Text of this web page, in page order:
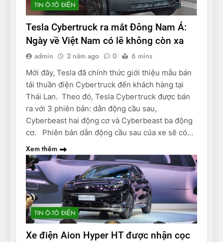
TIN Ô-TÔ ĐIỆN
Tesla Cybertruck ra mắt Đông Nam Á:
Ngày về Việt Nam có lẽ không còn xa
admin 2 năm ago 0 6 mins
Mới đây, Tesla đã chính thức giới thiệu mẫu bán
tải thuần điện Cybertruck đến khách hàng tại
Thái Lan. Theo đó, Tesla Cybertruck được bán
ra với 3 phiên bản: dẫn động cầu sau,
Cyberbeast hai động cơ và Cyberbeast ba động
cơ. Phiên bản dẫn động cầu sau của xe sẽ có…
Xem thêm
TIN Ô-TÔ ĐIỆN
Xe điện Aion Hyper HT được nhận cọc